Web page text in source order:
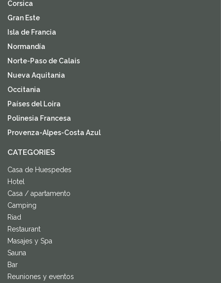
Corsica
Gran Este
Isla de Francia
Normandía
Norte-Paso de Calais
Nueva Aquitania
Occitania
Países del Loira
Polinesia Francesa
Provenza-Alpes-Costa Azul
CATEGORIES
Casa de Huespedes
Hotel
Casa / apartamento
Camping
Riad
Restaurant
Masajes y Spa
Sauna
Bar
Reuniones y eventos